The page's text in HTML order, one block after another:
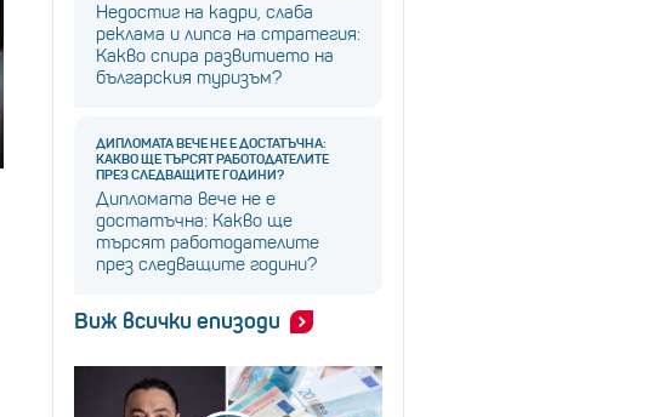
Недостиг на кадри, слаба
реклама и липса на стратегия:
Какво спира развитието на
българския туризъм?
ДИПЛОМАТА ВЕЧЕ НЕ Е ДОСТАТЪЧНА:
КАКВО ЩЕ ТЪРСЯТ РАБОТОДАТЕЛИТЕ
ПРЕЗ СЛЕДВАЩИТЕ ГОДИНИ?
Дипломата вече не е
достатъчна: Какво ще
търсят работодателите
през следващите години?
Виж всички епизоди